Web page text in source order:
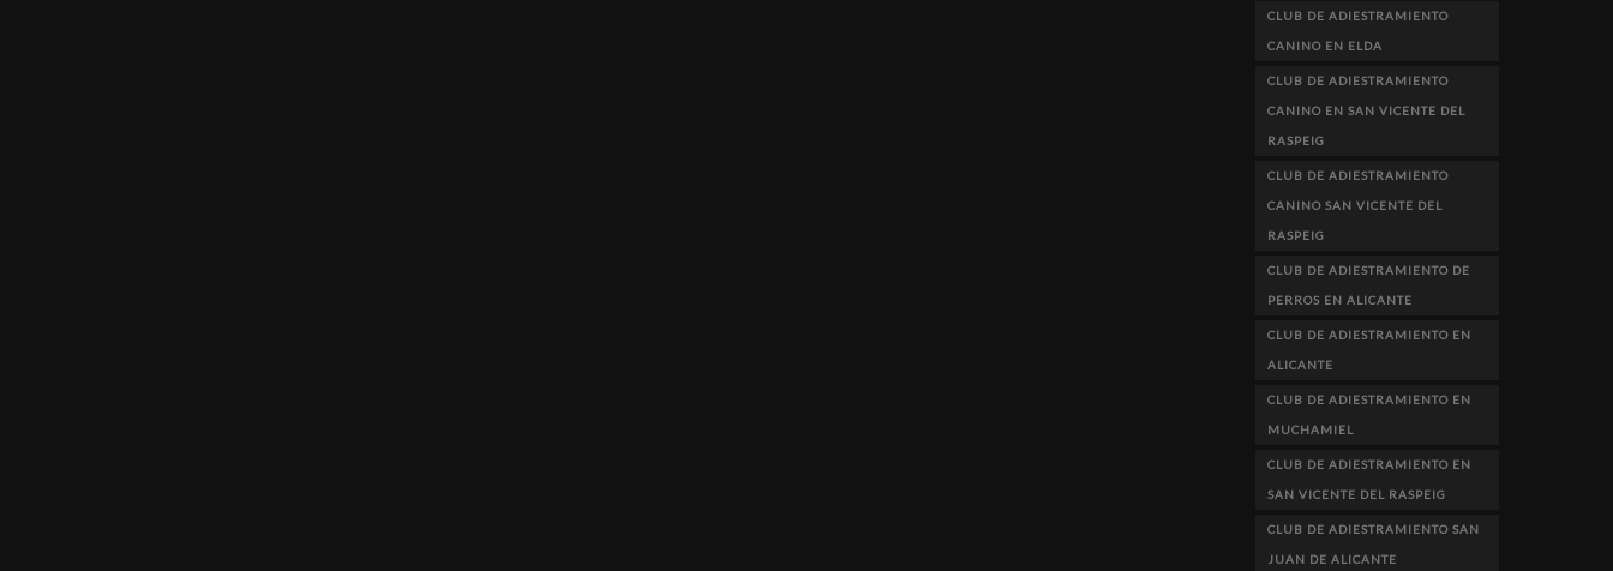
CLUB DE ADIESTRAMIENTO
CANINO EN ELDA
CLUB DE ADIESTRAMIENTO
CANINO EN SAN VICENTE DEL
RASPEIG
CLUB DE ADIESTRAMIENTO
CANINO SAN VICENTE DEL
RASPEIG
CLUB DE ADIESTRAMIENTO DE
PERROS EN ALICANTE
CLUB DE ADIESTRAMIENTO EN
ALICANTE
CLUB DE ADIESTRAMIENTO EN
MUCHAMIEL
CLUB DE ADIESTRAMIENTO EN
SAN VICENTE DEL RASPEIG
CLUB DE ADIESTRAMIENTO SAN
JUAN DE ALICANTE